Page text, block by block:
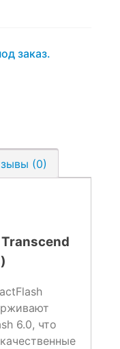
заказ.
(0)
Transcend
6.0, что